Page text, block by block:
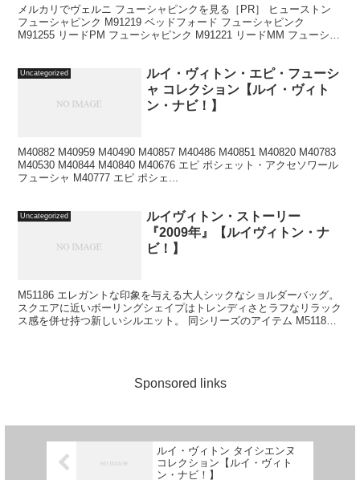
メルカリでヴェルニ フューシャピンクを見る［PR］ ヒューストン
フューシャピンク M91219 ベッドフォード フューシャピンク
M91255 リードPM フューシャピンク M91221 リードMM フューシャ
Uncategorized
ルイ・ヴィトン・エピ・フューシ
ャ コレクション【ルイ・ヴィト
ン・ナビ！】
M40882 M40959 M40490 M40857 M40486 M40851 M40820 M40783
M40530 M40844 M40840 M40676 エピ ポシェット・アクセソワール
フューシャ M40777 エピ ポシェ...
Uncategorized
ルイヴィトン・ストーリー
『2009年』【ルイヴィトン・ナ
ビ！】
M51186 エレガントな印象を与える大人シックなショルダーバッグ。
スクエアに近いボーリングシェイプはトレンディさとラフなリラック
ス感を併せ持つ新しいシルエット。 同シリーズのアイテム M51188
Sponsored links
ルイ・ヴィトン タイシエンヌ
コレクション【ルイ・ヴィト
ン・ナビ！】